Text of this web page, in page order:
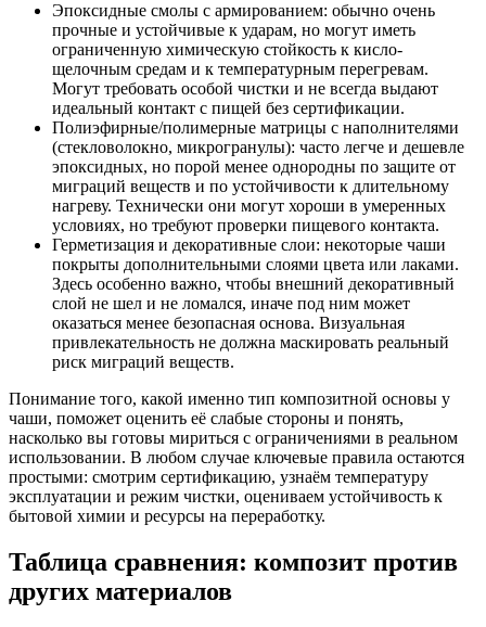
Эпоксидные смолы с армированием: обычно очень
прочные и устойчивые к ударам, но могут иметь
ограниченную химическую стойкость к кисло-
щелочным средам и к температурным перегревам.
Могут требовать особой чистки и не всегда выдают
идеальный контакт с пищей без сертификации.
Полиэфирные/полимерные матрицы с наполнителями
(стекловолокно, микрогранулы): часто легче и дешевле
эпоксидных, но порой менее однородны по защите от
миграций веществ и по устойчивости к длительному
нагреву. Технически они могут хороши в умеренных
условиях, но требуют проверки пищевого контакта.
Герметизация и декоративные слои: некоторые чаши
покрыты дополнительными слоями цвета или лаками.
Здесь особенно важно, чтобы внешний декоративный
слой не шел и не ломался, иначе под ним может
оказаться менее безопасная основа. Визуальная
привлекательность не должна маскировать реальный
риск миграций веществ.
Понимание того, какой именно тип композитной основы у
чаши, поможет оценить её слабые стороны и понять,
насколько вы готовы мириться с ограничениями в реальном
использовании. В любом случае ключевые правила остаются
простыми: смотрим сертификацию, узнаём температуру
эксплуатации и режим чистки, оцениваем устойчивость к
бытовой химии и ресурсы на переработку.
Таблица сравнения: композит против
других материалов